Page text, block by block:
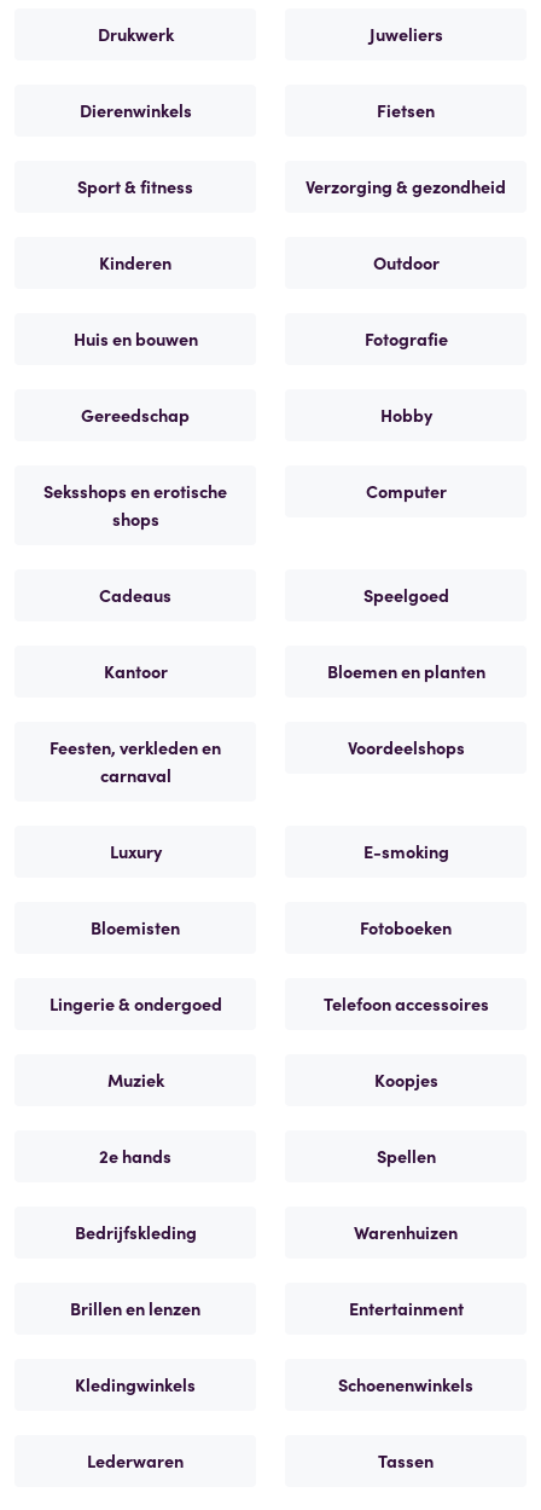
Drukwerk Juweliers
Dierenwinkels Fietsen
Sport & fitness Verzorging & gezondheid
Kinderen Outdoor
Huis en bouwen Fotografie
Gereedschap Hobby
Seksshops en erotische
shops
Computer
Cadeaus Speelgoed
Kantoor Bloemen en planten
Feesten, verkleden en
carnaval
Voordeelshops
Luxury E-smoking
Bloemisten Fotoboeken
Lingerie & ondergoed Telefoon accessoires
Muziek Koopjes
2e hands Spellen
Bedrijfskleding Warenhuizen
Brillen en lenzen Entertainment
Kledingwinkels Schoenenwinkels
Lederwaren Tassen